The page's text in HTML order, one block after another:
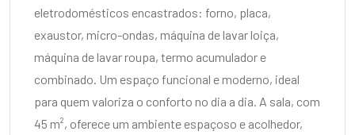
eletrodomésticos encastrados: forno, placa,
exaustor, micro-ondas, máquina de lavar loiça,
máquina de lavar roupa, termo acumulador e
combinado. Um espaço funcional e moderno, ideal
para quem valoriza o conforto no dia a dia. A sala, com
45 m², oferece um ambiente espaçoso e acolhedor,